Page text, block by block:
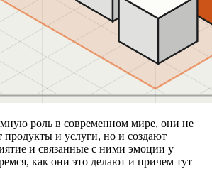
роль в современном мире, они не
продукты и услуги, но и создают
и связанные с ними эмоции у
как они это делают и причем тут